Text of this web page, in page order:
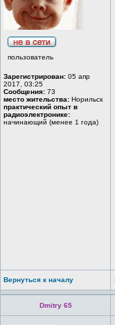
пользователь
Зарегистрирован: 05 апр
2017, 03:25
Сообщения: 73
место жительства: Норильск
практический опыт в
радиоэлектронике:
начинающий (менее 1 года)
Вернуться к началу
Dmitry 65